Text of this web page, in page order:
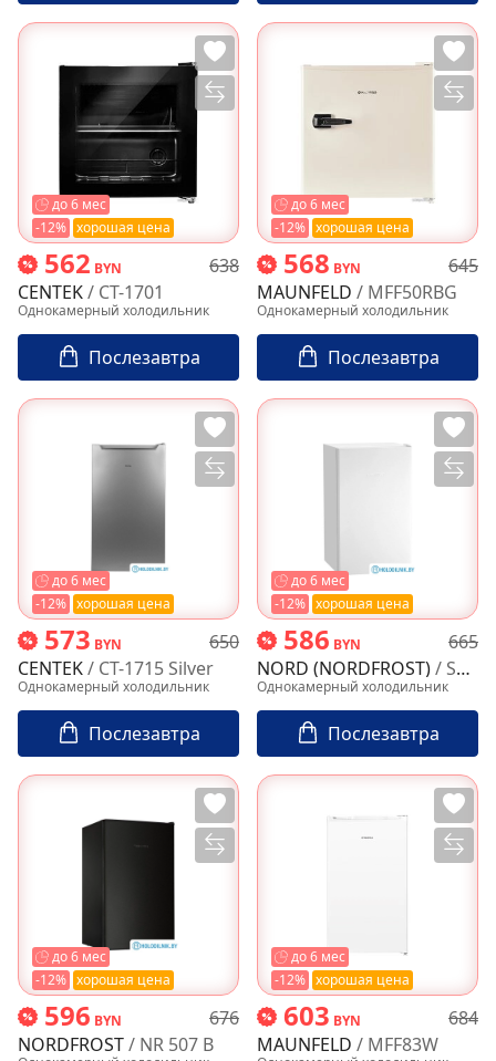
-12% хорошая цена
до 6 мес
562 BYN
638
CENTEK/ CT-1701
Однокамерный холодильник
Послезавтра
-12% хорошая цена
до 6 мес
568 BYN
645
MAUNFELD / MFF50RBG
Однокамерный холодильник
Послезавтра
-12% хорошая цена
до 6 мес
573 BYN
650
CENTEK/ CT-1715 Silver
Однокамерный холодильник
Послезавтра
-12% хорошая цена
до 6 мес
586 BYN
665
NORD (NORDFROST)/ SLU 90H W
Однокамерный холодильник
Послезавтра
-12% хорошая цена
до 6 мес
596 BYN
676
NORDFROST/ NR 507 B
-12% хорошая цена
до 6 мес
603 BYN
684
MAUNFELD / MFF83W